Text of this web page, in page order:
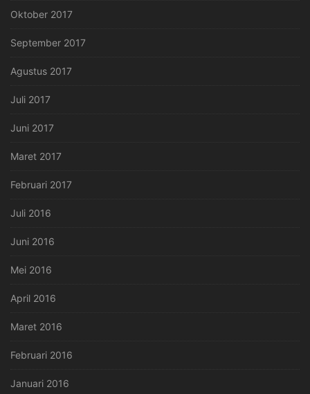
Oktober 2017
September 2017
Agustus 2017
Juli 2017
Juni 2017
Maret 2017
Februari 2017
Juli 2016
Juni 2016
Mei 2016
April 2016
Maret 2016
Februari 2016
Januari 2016